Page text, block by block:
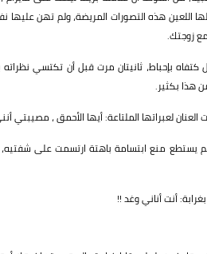
اللعين هذه التصورات المريضة، ولم تهن
زوجتك.
بإحباط، ثانيتان مرت قبل أن تكتسي
هذا بكثير.
لعبراتها الملتاعة: أيها الأحمق ، مصيبتي
يستطع منع ابتسامة باهتة ارتسمت على
أنت أناني وغد !!